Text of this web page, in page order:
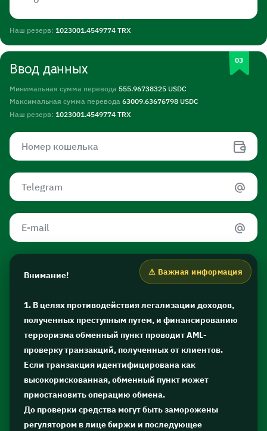
Наш резерв: 1023001.4549774 TRX
Ввод данных
Минимальная сумма перевода 555.96738325 USDC
Максимальная сумма перевода 63009.63676798 USDC
Наш резерв: 1023001.4549774 TRX
Внимание!
1. В целях противодействия легализации доходов,
полученных преступным путем, и финансированию
терроризма обменный пункт проводит AML-
проверку транзакций, полученных от клиентов.
Если транзакция идентифицирована как
высокорискованная, обменный пункт может
приостановить операцию обмена.
До проверки средства могут быть заморожены
регулятором в лице биржи и последующее